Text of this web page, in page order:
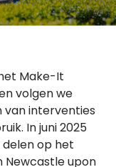
Make-It
volgen we
interventies
In juni 2025
op het
Newcastle upon